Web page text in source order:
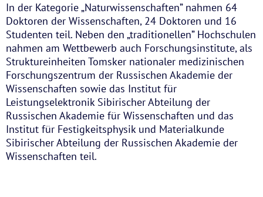
In der Kategorie „Naturwissenschaften” nahmen 64
Doktoren der Wissenschaften, 24 Doktoren und 16
Studenten teil. Neben den „traditionellen” Hochschulen
nahmen am Wettbewerb auch Forschungsinstitute, als
Struktureinheiten Tomsker nationaler medizinischen
Forschungszentrum der Russischen Akademie der
Wissenschaften sowie das Institut für
Leistungselektronik Sibirischer Abteilung der
Russischen Akademie für Wissenschaften und das
Institut für Festigkeitsphysik und Materialkunde
Sibirischer Abteilung der Russischen Akademie der
Wissenschaften teil.